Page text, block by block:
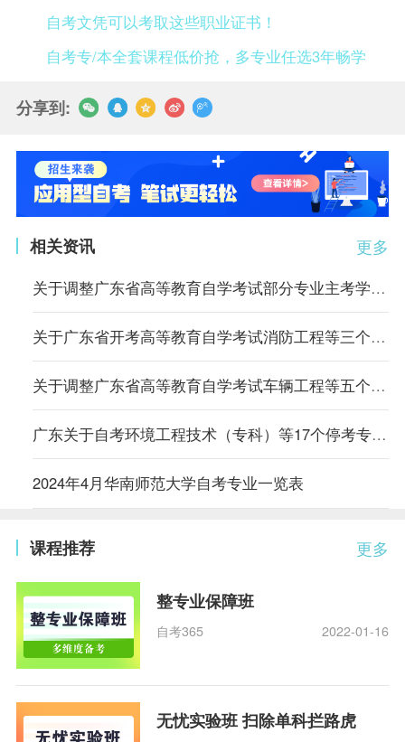
自考文凭可以考取这些职业证书！
自考专/本全套课程低价抢，多专业任选3年畅学
分享到:
更多
相关资讯
关于调整广东省高等教育自学考试部分专业主考学校的通知
关于广东省开考高等教育自学考试消防工程等三个专业的通知
关于调整广东省高等教育自学考试车辆工程等五个专业主考学校的通知
广东关于自考环境工程技术（专科）等17个停考专业毕业办理时间的通告
2024年4月华南师范大学自考专业一览表
更多
课程推荐
整专业保障班
自考365 2022-01-16
无忧实验班 扫除单科拦路虎